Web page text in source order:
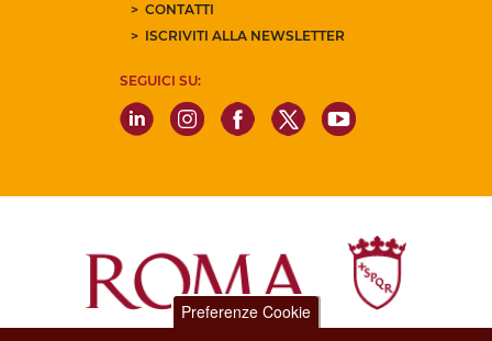
CONTATTI
ISCRIVITI ALLA NEWSLETTER
SEGUICI SU:
Preferenze Cookie